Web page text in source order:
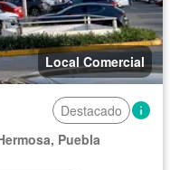
Local Comercial
Destacado
Puebla